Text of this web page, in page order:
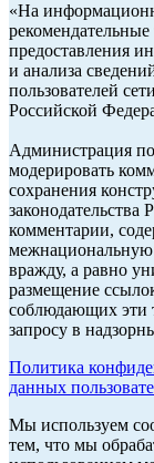
«На
предоставления
и анализа
пользователей
Российской
Администрация
модерировать
сохранения
комментарии,
межнациональную
вражду, а равно
размещение
соблюдающих эти
запросу в
Политика
данных
Мы используем
тем, что мы